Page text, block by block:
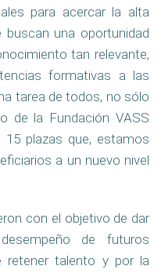
para acercar la alta
una oportunidad
tan relevante,
formativas a las
tarea de todos, no sólo
de la Fundación VASS
15 plazas que, estamos
a un nuevo nivel
con el objetivo de dar
de futuros
retener talento y por la